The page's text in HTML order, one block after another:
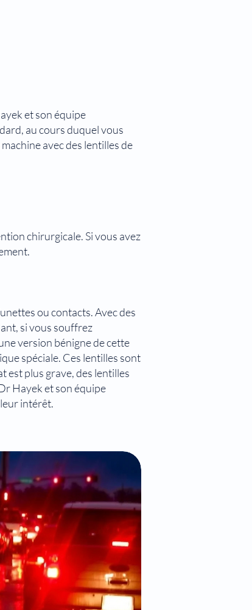
et son équipe
au cours duquel vous
avec des lentilles de
chirurgicale. Si vous avez
ou contacts. Avec des
si vous souffrez
version bénigne de cette
spéciale. Ces lentilles sont
est plus grave, des lentilles
Hayek et son équipe
intérêt.